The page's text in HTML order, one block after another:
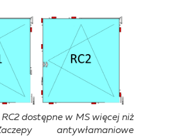
dostępne w MS więcej niż
antywłamaniowe